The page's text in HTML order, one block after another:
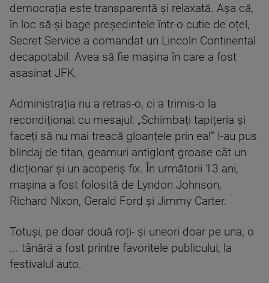
democrația este transparentă și relaxată. Așa că,
în loc să-și bage președintele într-o cutie de oțel,
Secret Service a comandat un Lincoln Continental
decapotabil. Avea să fie mașina în care a fost
asasinat JFK.
Administrația nu a retras-o, ci a trimis-o la
recondiționat cu mesajul: „Schimbați tapițeria și
faceți să nu mai treacă gloanțele prin ea!” I-au pus
blindaj de titan, geamuri antiglonț groase cât un
dicționar și un acoperiș fix. În următorii 13 ani,
mașina a fost folosită de Lyndon Johnson,
Richard Nixon, Gerald Ford și Jimmy Carter.
Totuși, pe doar două roți- și uneori doar pe una, o
... tânără a fost printre favoritele publicului, la
festivalul auto.